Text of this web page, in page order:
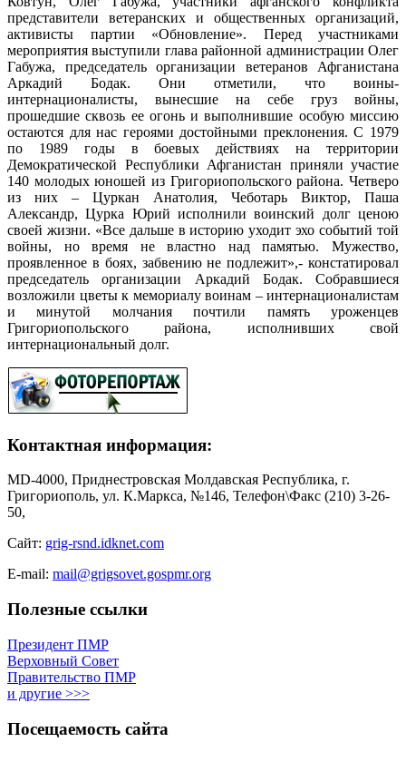
представители ветеранских и общественных организаций,
активисты партии «Обновление». Перед участниками
мероприятия выступили глава районной администрации Олег
Габужа, председатель организации ветеранов Афганистана
Аркадий Бодак. Они отметили, что воины-
интернационалисты, вынесшие на себе груз войны,
прошедшие сквозь ее огонь и выполнившие особую миссию
остаются для нас героями достойными преклонения. С 1979
по 1989 годы в боевых действиях на территории
Демократической Республики Афганистан приняли участие
140 молодых юношей из Григориопольского района. Четверо
из них – Цуркан Анатолия, Чеботарь Виктор, Паша
Александр, Цурка Юрий исполнили воинский долг ценою
своей жизни. «Все дальше в историю уходит эхо событий той
войны, но время не властно над памятью. Мужество,
проявленное в боях, забвению не подлежит»,- констатировал
председатель организации Аркадий Бодак. Собравшиеся
возложили цветы к мемориалу воинам – интернационалистам
и минутой молчания почтили память уроженцев
Григориопольского района, исполнивших свой
интернациональный долг.
Контактная информация:
MD-4000, Приднестровская Молдавская Республика, г.
Григориополь, ул. К.Маркса, №146, Телефон\Факс (210) 3-26-
50,
Сайт: grig-rsnd.idknet.com
E-mail: mail@grigsovet.gospmr.org
Полезные ссылки
Президент ПМР
Верховный Совет
Правительство ПМР
и другие >>>
Посещаемость сайта